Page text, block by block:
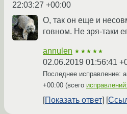
22:03:27 +00:00
О, так он еще и
говном. Не зря-таки
annulen ★★★★★
02.06.2019 01:56:41
Последнее исправление:
+00:00 (всего
Показать ответ